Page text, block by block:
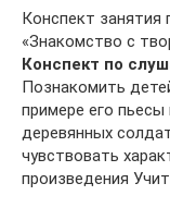
Конспект занятия
«Знакомство с
Конспект по
Познакомить
примере его
деревянных
чувствовать
произведения